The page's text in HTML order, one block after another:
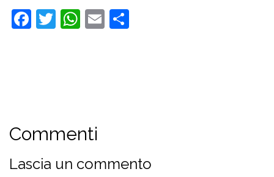
Facebook
Twitter
WhatsApp
Email
Commenti
Lascia un commento